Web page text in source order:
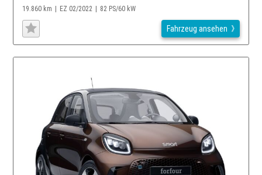
19.860 km EZ 02/2022 82 PS/60 kW
Fahrzeug ansehen